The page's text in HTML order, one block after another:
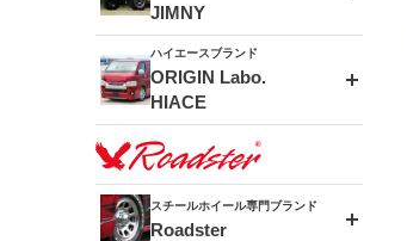
ドリフトライン
風神(180SX)
雷神(S15)
フロントフェンダー
リアフェンダー
ブラッシュフェンダー
JIMNY
MUD-ZEUS
MUD-SR7
MUD-S7
ハイエースブランド
ORIGIN Labo.
HIACE
エアロシリーズ
LUX MODEL SP
オーバーフェンダー
スチールホイール専門ブランド
Roadster